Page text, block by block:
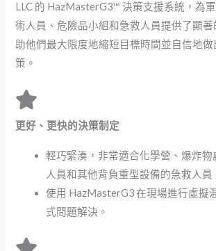
LLC 的 HazMasterG3™ 決策支援系統，為
術人員、危險品小組和急救人員提供了顯
助他們最大限度地縮短目標時間並自信地
策。
更好、更快的決策制定
輕巧緊湊，非常適合化學營、爆炸物
人員和其他背負重型設備的急救人員
使用 HazMasterG3 在現場進行虛擬
式問題解決。